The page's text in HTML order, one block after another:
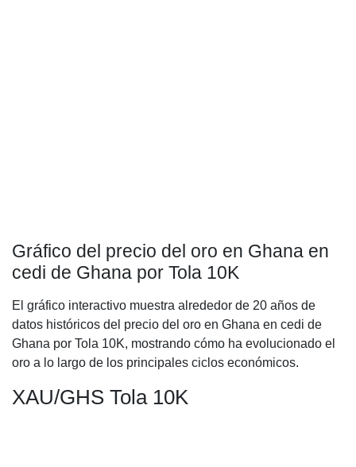
Gráfico del precio del oro en Ghana en
cedi de Ghana por Tola 10K
El gráfico interactivo muestra alrededor de 20 años de
datos históricos del precio del oro en Ghana en cedi de
Ghana por Tola 10K, mostrando cómo ha evolucionado el
oro a lo largo de los principales ciclos económicos.
XAU/GHS Tola 10K